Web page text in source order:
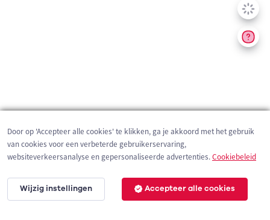
200 m
Door op 'Accepteer alle cookies' te klikken, ga je akkoord met het gebruik
van cookies voor een verbeterde gebruikerservaring,
websiteverkeersanalyse en gepersonaliseerde advertenties.Cookiebeleid
Wijzig instellingen Accepteer alle cookies